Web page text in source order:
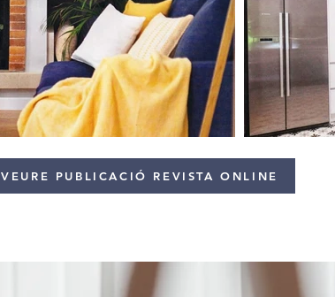
VEURE PUBLICACIÓ REVISTA ONLINE